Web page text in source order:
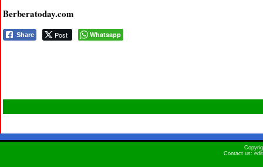
Berberatoday.com
Share Post Whatsapp
Contact us: